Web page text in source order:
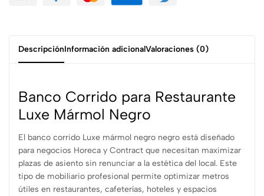
DescripciónInformación adicionalValoraciones (0)
Banco Corrido para Restaurante
Luxe Mármol Negro
El banco corrido Luxe mármol negro negro está diseñado
para negocios Horeca y Contract que necesitan maximizar
plazas de asiento sin renunciar a la estética del local. Este
tipo de mobiliario profesional permite optimizar metros
útiles en restaurantes, cafeterías, hoteles y espacios